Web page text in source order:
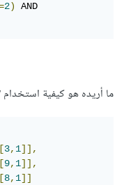
=2)
ما أريده هو كيفية استخدام Group_By على هذه النتائج أسفله؟
3,1]],
9,1]],
8,1]]